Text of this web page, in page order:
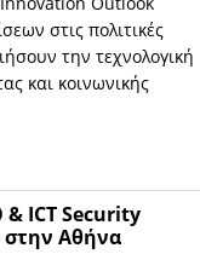
στις πολιτικές
την τεχνολογική
και κοινωνικής
ICT Security
στην Αθήνα